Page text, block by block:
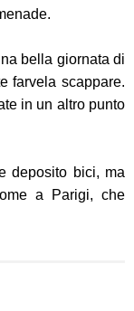
bella giornata di
farvela scappare.
in un altro punto
deposito bici, ma
a Parigi, che